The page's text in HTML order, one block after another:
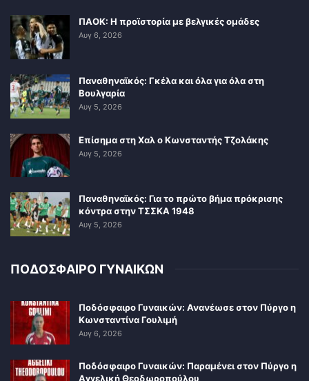
ΠΑΟΚ: Η προϊστορία με βελγικές ομάδες
Αυγ 6, 2026
Παναθηναϊκός: Γκέλα και όλα για όλα στη
Βουλγαρία
Αυγ 5, 2026
Επίσημα στη Χαλ ο Κωνσταντής Τζολάκης
Αυγ 5, 2026
Παναθηναϊκός: Για το πρώτο βήμα πρόκρισης
κόντρα στην ΤΣΣΚΑ 1948
Αυγ 5, 2026
ΠΟΔΟΣΦΑΙΡΟ ΓΥΝΑΙΚΩΝ
Ποδόσφαιρο Γυναικών: Ανανέωσε στον Πύργο η
Κωνσταντίνα Γουλιμή
Αυγ 6, 2026
Ποδόσφαιρο Γυναικών: Παραμένει στον Πύργο η
Αγγελική Θεοδωροπούλου